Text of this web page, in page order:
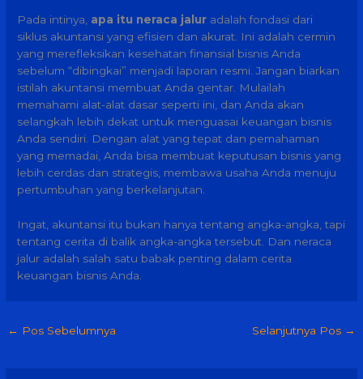
Pada intinya, apa itu neraca jalur adalah fondasi dari
siklus akuntansi yang efisien dan akurat. Ini adalah cermin
yang merefleksikan kesehatan finansial bisnis Anda
sebelum “dibingkai” menjadi laporan resmi. Jangan biarkan
istilah akuntansi membuat Anda gentar. Mulailah
memahami alat-alat dasar seperti ini, dan Anda akan
selangkah lebih dekat untuk menguasai keuangan bisnis
Anda sendiri. Dengan alat yang tepat dan pemahaman
yang memadai, Anda bisa membuat keputusan bisnis yang
lebih cerdas dan strategis, membawa usaha Anda menuju
pertumbuhan yang berkelanjutan.
Ingat, akuntansi itu bukan hanya tentang angka-angka, tapi
tentang cerita di balik angka-angka tersebut. Dan neraca
jalur adalah salah satu babak penting dalam cerita
keuangan bisnis Anda.
← Pos Sebelumnya Selanjutnya Pos →